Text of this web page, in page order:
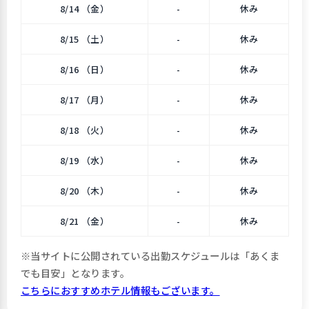
8/14 （金） - 休み
8/15 （土） - 休み
8/16 （日） - 休み
8/17 （月） - 休み
8/18 （火） - 休み
8/19 （水） - 休み
8/20 （木） - 休み
8/21 （金） - 休み
※当サイトに公開されている出勤スケジュールは「あくま
でも目安」となります。
こちらにおすすめホテル情報もございます。